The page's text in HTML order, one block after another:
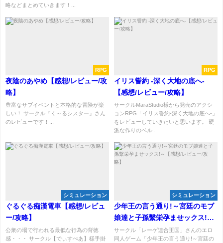
略などまとめていきます！...
RPG
夜陰のあやめ【感想/レビュー/攻
略】
豊富なサブイベントと本格的な冒険が楽
しい！ サークル『く～るシスター』さん
のレビューです！...
RPG
イリス誓約 -深く大地の底へ-
【感想/レビュー/攻略】
サークルMaraStudio様から発売のアクシ
ョンRPG「イリス誓約-深く大地の底へ-」
をレビューしていきたいと思います。 硬
派な作りのベル...
シミュレーション
ぐるぐる痴漢電車【感想/レビュ
ー/攻略】
公衆の場で行われる最低な行為の背徳
感・・・ サークル【でぃすぺあ】様手掛
シミュレーション
少年王の言う通り!～宮廷のモブ
娘達と子孫繫栄孕ませックス!～
【感想/レビュー/攻略】
サークル「レーゲ連合王国」さんのエロ
同人ゲーム「少年王の言う通り!～宮廷の